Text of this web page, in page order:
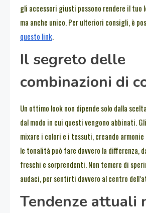
gli accessori giusti possono rendere il tuo
ma anche unico. Per ulteriori consigli, è
questo link.
Il segreto delle
combinazioni di
Un ottimo look non dipende solo dalla
dal modo in cui questi vengono abbinati.
mixare i colori e i tessuti, creando
le tonalità può fare davvero la differenza,
freschi e sorprendenti. Non temere di
audaci, per sentirti davvero al centro
Tendenze attuali